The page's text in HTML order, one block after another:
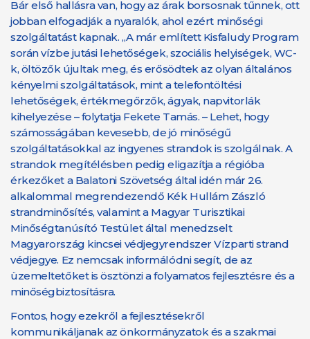
Bár első hallásra van, hogy az árak borsosnak tűnnek, ott
jobban elfogadják a nyaralók, ahol ezért minőségi
szolgáltatást kapnak. „A már említett Kisfaludy Program
során vízbe jutási lehetőségek, szociális helyiségek, WC-
k, öltözők újultak meg, és erősödtek az olyan általános
kényelmi szolgáltatások, mint a telefontöltési
lehetőségek, értékmegőrzők, ágyak, napvitorlák
kihelyezése – folytatja Fekete Tamás. – Lehet, hogy
számosságában kevesebb, de jó minőségű
szolgáltatásokkal az ingyenes strandok is szolgálnak. A
strandok megítélésben pedig eligazítja a régióba
érkezőket a Balatoni Szövetség által idén már 26.
alkalommal megrendezendő Kék Hullám Zászló
strandminősítés, valamint a Magyar Turisztikai
Minőségtanúsító Testület által menedzselt
Magyarország kincsei védjegyrendszer Vízparti strand
védjegye. Ez nemcsak informálódni segít, de az
üzemeltetőket is ösztönzi a folyamatos fejlesztésre és a
minőségbiztosításra.
Fontos, hogy ezekről a fejlesztésekről
kommunikáljanak az önkormányzatok és a szakmai